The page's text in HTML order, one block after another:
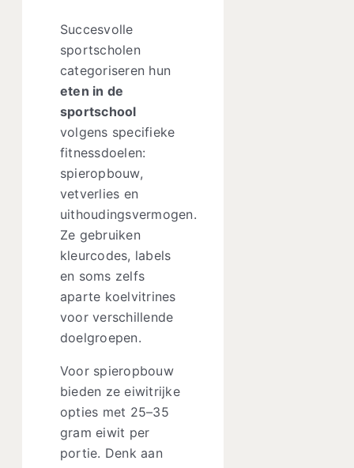
Succesvolle
sportscholen
categoriseren hun
eten in de
sportschool
volgens specifieke
fitnessdoelen:
spieropbouw,
vetverlies en
uithoudingsvermogen.
Ze gebruiken
kleurcodes, labels
en soms zelfs
aparte koelvitrines
voor verschillende
doelgroepen.
Voor spieropbouw
bieden ze eiwitrijke
opties met 25–35
gram eiwit per
portie. Denk aan